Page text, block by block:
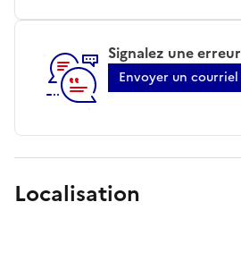
Signalez une erreur
Envoyer un courriel
Localisation